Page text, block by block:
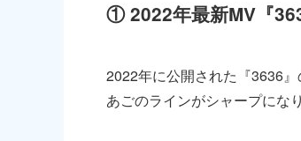
① 2022年最新MV『
2022年に公開された『3636
あごのラインがシャープにな